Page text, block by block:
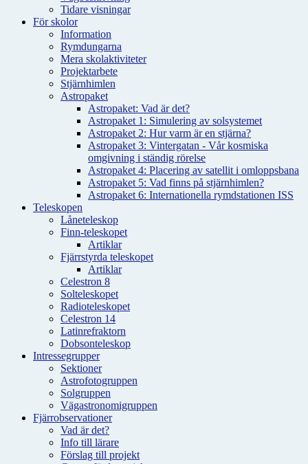
Tidare visningar
För skolor
Information
Rymdungarna
Mera skolaktiviteter
Projektarbete
Stjärnhimlen
Astropaket
Astropaket: Vad är det?
Astropaket 1: Simulering av solsystemet
Astropaket 2: Hur varm är en stjärna?
Astropaket 3: Vintergatan - Vår kosmiska
omgivning i ständig rörelse
Astropaket 4: Placering av satellit i omloppsbana
Astropaket 5: Vad finns på stjärnhimlen?
Astropaket 6: Internationella rymdstationen ISS
Teleskopen
Låneteleskop
Finn-teleskopet
Artiklar
Fjärrstyrda teleskopet
Artiklar
Celestron 8
Solteleskopet
Radioteleskopet
Celestron 14
Latinrefraktorn
Dobsonteleskop
Intressegrupper
Sektioner
Astrofotogruppen
Solgruppen
Vägastronomigruppen
Fjärrobservationer
Vad är det?
Info till lärare
Förslag till projekt